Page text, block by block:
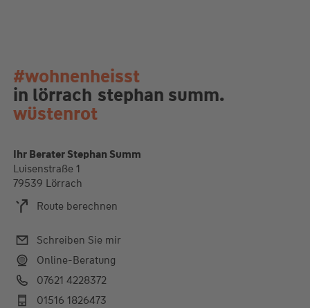
#wohnenheisst
in lörrach stephan summ.
wüstenrot
Ihr Berater Stephan Summ
Luisenstraße 1
79539 Lörrach
Route berechnen
Schreiben Sie mir
Online-Beratung
07621 4228372
01516 1826473